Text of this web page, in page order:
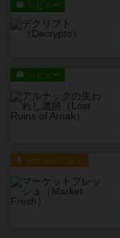
レビュー
レビュー
ルール/インスト